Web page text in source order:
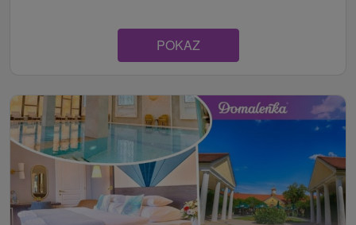
POKAZ